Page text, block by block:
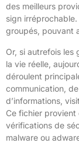
des meilleurs
sign
groupés, pouvant
Or, si autrefois les
la vie réelle,
déroulent
communication,
d’informations,
Ce fichier
vérifications de
malware ou